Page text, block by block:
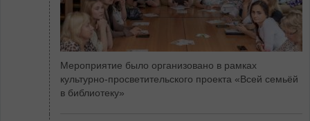
Мероприятие было организовано в рамках
культурно-просветительского проекта «Всей семьёй
в библиотеку»